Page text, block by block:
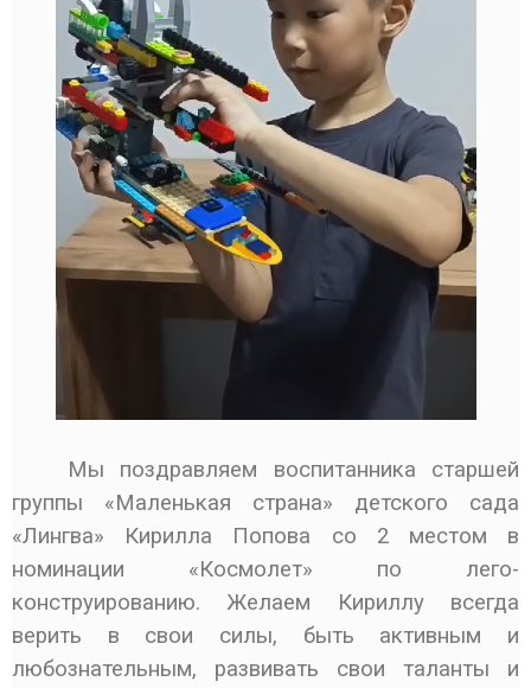
Мы поздравляем воспитанника старшей
группы «Маленькая страна» детского сада
«Лингва» Кирилла Попова со 2 местом в
номинации «Космолет» по лего-
конструированию. Желаем Кириллу всегда
верить в свои силы, быть активным и
любознательным, развивать свои таланты и